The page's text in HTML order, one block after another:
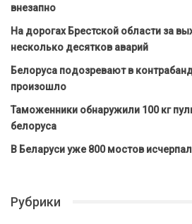
внезапно
На дорогах Брестской области за
несколько десятков аварий
Белоруса подозревают в
произошло
Таможенники обнаружили 100 кг
белоруса
В Беларуси уже 800 мостов
Рубрики